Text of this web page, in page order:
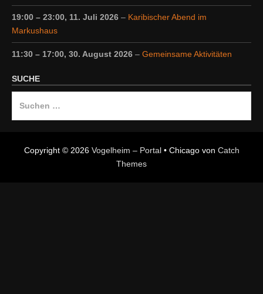
19:00 – 23:00, 11. Juli 2026 – Karibischer Abend im
Markushaus
11:30 – 17:00, 30. August 2026 – Gemeinsame Aktivitäten
SUCHE
Copyright © 2026 Vogelheim – Portal• Chicago von Catch
Themes